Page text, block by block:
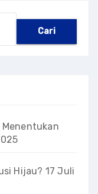
Menentukan
Hijau? 17 Juli